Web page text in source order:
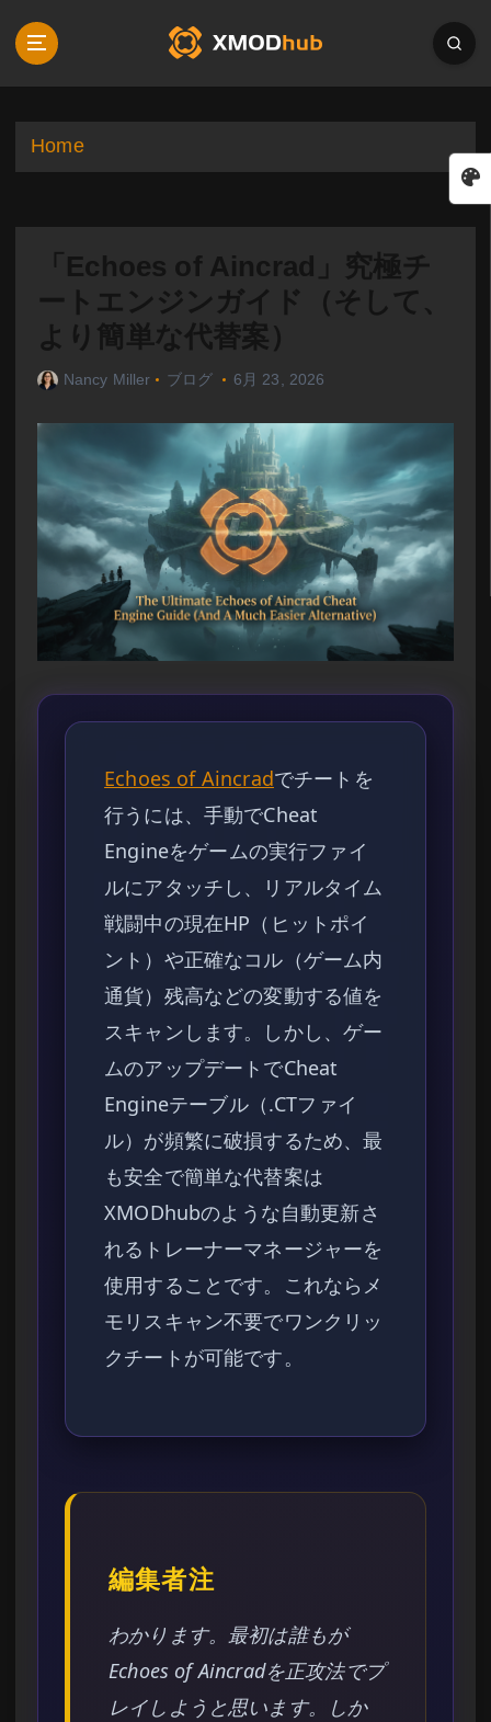
p
Home
「Echoes of Aincrad」究極チ
ートエンジンガイド（そして、
より簡単な代替案）
Nancy Miller ブログ 6月 23, 2026
Echoes of Aincradでチートを
行うには、手動でCheat
Engineをゲームの実行ファイ
ルにアタッチし、リアルタイム
戦闘中の現在HP（ヒットポイ
ント）や正確なコル（ゲーム内
通貨）残高などの変動する値を
スキャンします。しかし、ゲー
ムのアップデートでCheat
Engineテーブル（.CTファイ
ル）が頻繁に破損するため、最
も安全で簡単な代替案は
XMODhubのような自動更新さ
れるトレーナーマネージャーを
使用することです。これならメ
モリスキャン不要でワンクリッ
クチートが可能です。
編集者注
わかります。最初は誰もが
Echoes of Aincradを正攻法でプ
レイしようと思います。しか